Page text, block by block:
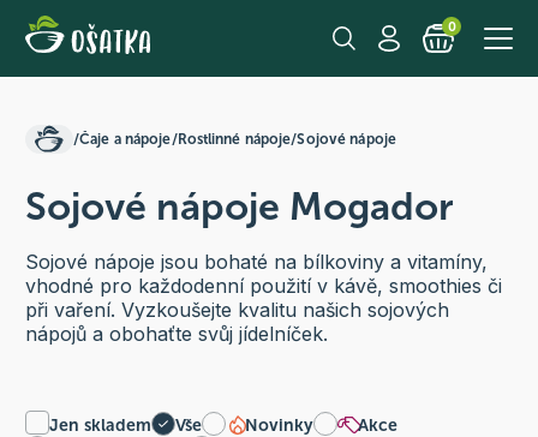
0
/Čaje a nápoje/Rostlinné nápoje/Sojové nápoje
Sojové nápoje Mogador
Sojové nápoje jsou bohaté na bílkoviny a vitamíny,
vhodné pro každodenní použití v kávě, smoothies či
při vaření. Vyzkoušejte kvalitu našich sojových
nápojů a obohaťte svůj jídelníček.
Jen skladem Vše Novinky
Akce